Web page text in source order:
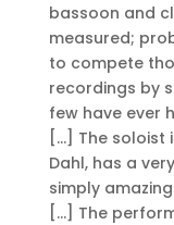
bassoon and
measured;
to compete
recordings by
few have ever
[…] The soloist
Dahl, has a
simply
[…] The